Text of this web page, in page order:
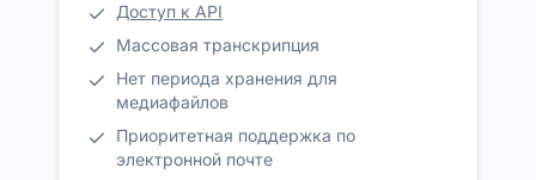
Доступ к API
Массовая транскрипция
Нет периода хранения для
медиафайлов
Приоритетная поддержка по
электронной почте